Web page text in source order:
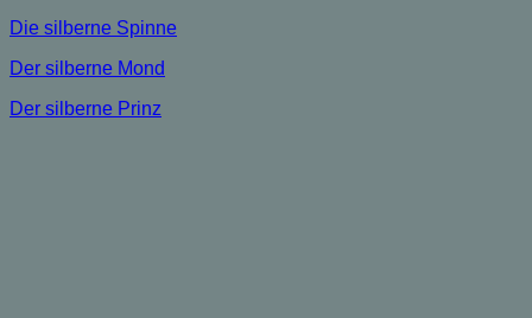
Die silberne Spinne
Der silberne Mond
Der silberne Prinz